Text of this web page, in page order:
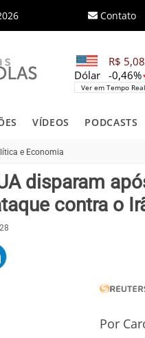
Contato
R$ 5,08
-0,46%
Dólar
Ver em Tempo Real
VÍDEOS PODCASTS
e Economia
disparam
contra o
Por